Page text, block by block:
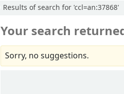
Results of search for 'ccl=an:37868'
Your search
Sorry, no suggestions.